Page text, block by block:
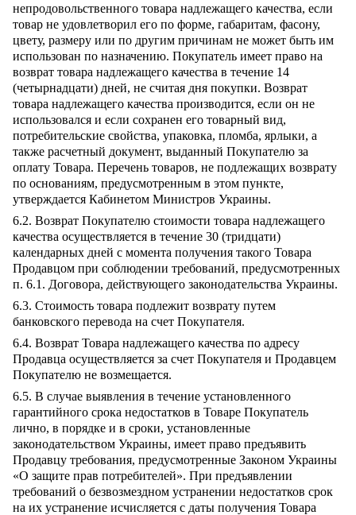
непродовольственного товара надлежащего качества, если
товар не удовлетворил его по форме, габаритам, фасону,
цвету, размеру или по другим причинам не может быть им
использован по назначению. Покупатель имеет право на
возврат товара надлежащего качества в течение 14
(четырнадцати) дней, не считая дня покупки. Возврат
товара надлежащего качества производится, если он не
использовался и если сохранен его товарный вид,
потребительские свойства, упаковка, пломба, ярлыки, а
также расчетный документ, выданный Покупателю за
оплату Товара. Перечень товаров, не подлежащих возврату
по основаниям, предусмотренным в этом пункте,
утверждается Кабинетом Министров Украины.
6.2. Возврат Покупателю стоимости товара надлежащего
качества осуществляется в течение 30 (тридцати)
календарных дней с момента получения такого Товара
Продавцом при соблюдении требований, предусмотренных
п. 6.1. Договора, действующего законодательства Украины.
6.3. Стоимость товара подлежит возврату путем
банковского перевода на счет Покупателя.
6.4. Возврат Товара надлежащего качества по адресу
Продавца осуществляется за счет Покупателя и Продавцем
Покупателю не возмещается.
6.5. В случае выявления в течение установленного
гарантийного срока недостатков в Товаре Покупатель
лично, в порядке и в сроки, установленные
законодательством Украины, имеет право предъявить
Продавцу требования, предусмотренные Законом Украины
«О защите прав потребителей». При предъявлении
требований о безвозмездном устранении недостатков срок
на их устранение исчисляется с даты получения Товара